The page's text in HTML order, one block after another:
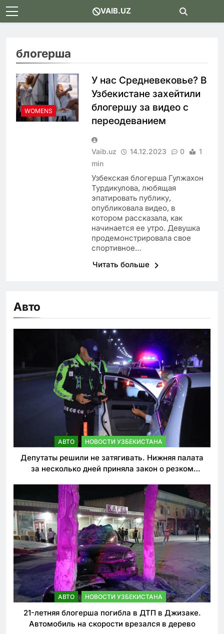
Skip
to
VAIB.UZ
блогерша
WOMENS
У нас Средневековье? В
Узбекистане захейтили
блогершу за видео с
переодеванием
Vaib.uz 14.12.2023 0
1
min
Узбекская блогерша Гулжахон
Турдикулова, любящая
эпатировать публику,
опубликовала видео, в
котором рассказала, как
начинается ее утро. Девушка
продемонстрировала свое
спортивное…
Читать больше
Авто
АВТО НОВОСТИ УЗБЕКИСТАНА
Депутаты решили не затягивать. Нижняя палата
за несколько дней приняла закон о резком
АВТО НОВОСТИ УЗБЕКИСТАНА
21-летняя блогерша погибла в ДТП в Джизаке.
Автомобиль на скорости врезался в дерево